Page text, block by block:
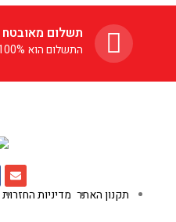
תשלום מאובטח
התשלום הוא 100% מאובטח
תקנון האתר מדיניות החזרות